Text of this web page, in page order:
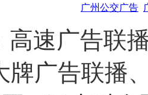
广州公交广告
高速广告联
牌广告联播